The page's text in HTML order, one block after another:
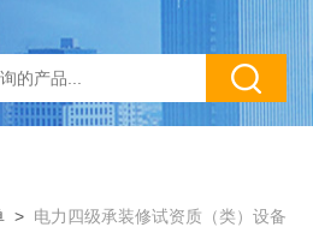
> 电力四级承装修试资质（类）设备